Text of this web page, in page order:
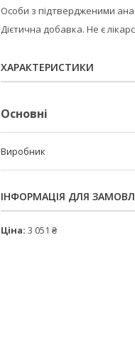
Особи з підтвердженими
Дієтична добавка. Не є
ХАРАКТЕРИСТИКИ
Основні
Виробник
ІНФОРМАЦІЯ ДЛЯ
Ціна: 3 051 ₴